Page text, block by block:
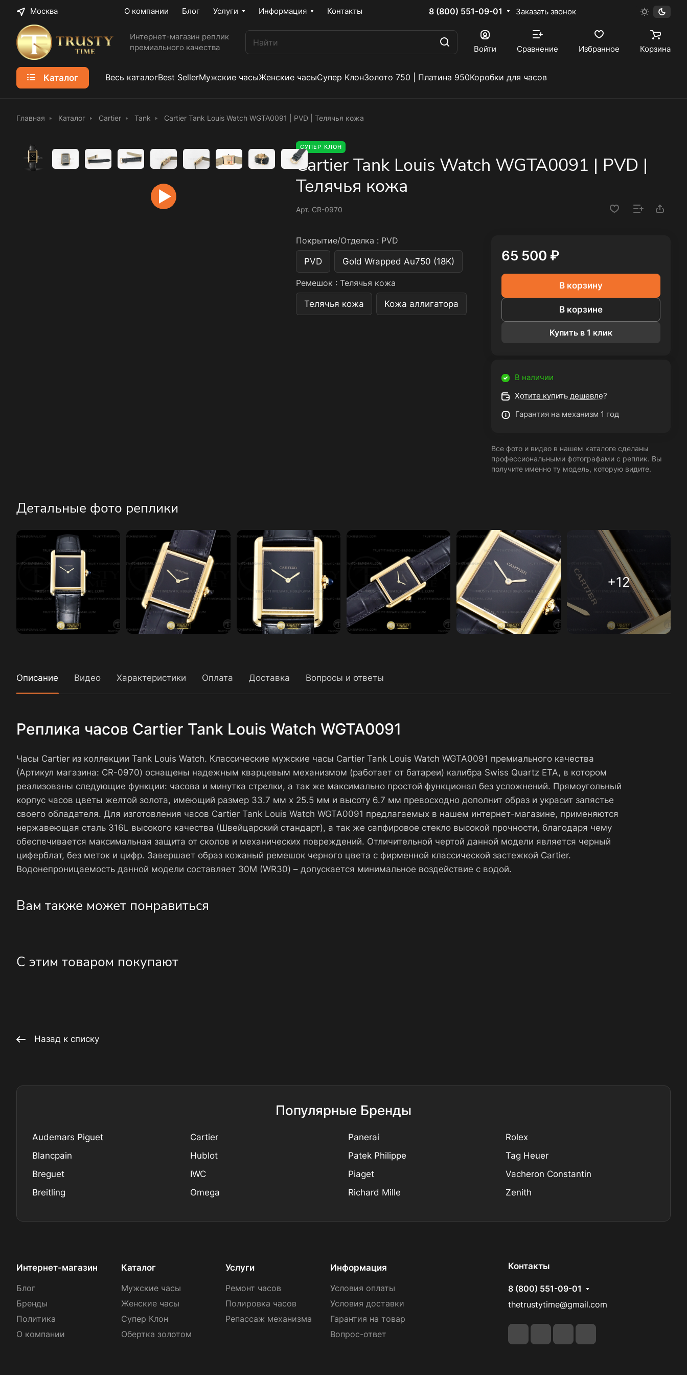
Москва О компании Блог Услуги Информация Контакты 8 (800) 551-09-01 Заказать звонок
Интернет-магазин реплик
премиального качества
Войти Сравнение Избранное Корзина
Каталог Весь каталогBest SellerМужские часыЖенские часыСупер КлонЗолото 750 | Платина 950Коробки для часов
Главная Каталог Cartier Tank Cartier Tank Louis Watch WGTA0091 | PVD | Телячья кожа
СУПЕР КЛОН
Cartier Tank Louis Watch WGTA0091 | PVD |
Телячья кожа
Арт. CR-0970
Покрытие/Отделка : PVD
PVD Gold Wrapped Au750 (18K)
Ремешок : Телячья кожа
Телячья кожа Кожа аллигатора
65 500 ₽
В корзину
В корзине
Купить в 1 клик
В наличии
Хотите купить дешевле?
Гарантия на механизм 1 год
Все фото и видео в нашем каталоге сделаны
профессиональными фотографами с реплик. Вы
получите именно ту модель, которую видите.
Детальные фото реплики
Описание Видео Характеристики Оплата Доставка Вопросы и ответы
Реплика часов Cartier Tank Louis Watch WGTA0091
Часы Cartier из коллекции Tank Louis Watch. Классические мужские часы Cartier Tank Louis Watch WGTA0091 премиального качества
(Артикул магазина: CR-0970) оснащены надежным кварцевым механизмом (работает от батареи) калибра Swiss Quartz ETA, в котором
реализованы следующие функции: часова и минутка стрелки, а так же максимально простой функционал без усложнений. Прямоугольный
корпус часов цветы желтой золота, имеющий размер 33.7 мм x 25.5 мм и высоту 6.7 мм превосходно дополнит образ и украсит запястье
своего обладателя. Для изготовления часов Cartier Tank Louis Watch WGTA0091 предлагаемых в нашем интернет-магазине, применяются
нержавеющая сталь 316L высокого качества (Швейцарский стандарт), а так же сапфировое стекло высокой прочности, благодаря чему
обеспечивается максимальная защита от сколов и механических повреждений. Отличительной чертой данной модели является черный
циферблат, без меток и цифр. Завершает образ кожаный ремешок черного цвета с фирменной классической застежкой Cartier.
Водонепроницаемость данной модели составляет 30М (WR30) – допускается минимальное воздействие с водой.
Вам также может понравиться
С этим товаром покупают
Назад к списку
Популярные Бренды
Audemars Piguet
Blancpain
Breguet
Breitling
Cartier
Hublot
IWC
Omega
Panerai
Patek Philippe
Piaget
Richard Mille
Rolex
Tag Heuer
Vacheron Constantin
Zenith
Интернет-магазин
Блог
Бренды
Политика
О компании
Каталог
Мужские часы
Женские часы
Супер Клон
Обертка золотом
Услуги
Ремонт часов
Полировка часов
Репассаж механизма
Информация
Условия оплаты
Условия доставки
Гарантия на товар
Вопрос-ответ
Контакты
8 (800) 551-09-01
thetrustytime@gmail.com